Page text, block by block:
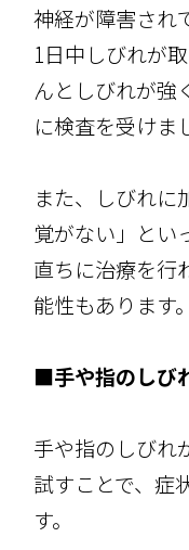
神経が障害され
1日中しびれが
んとしびれが強
に検査を受けま
また、しびれに
覚がない」とい
直ちに治療を行
能性もあります。
■手や指のしび
手や指のしびれ
試すことで、症
す。